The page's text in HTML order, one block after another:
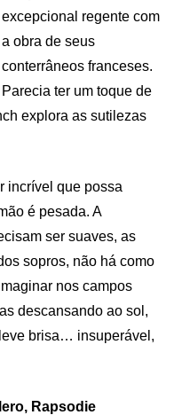
excepcional regente com
a obra de seus
conterrâneos franceses.
Parecia ter um toque de
explora as sutilezas
incrível que possa
é pesada. A
ser suaves, as
sopros, não há como
nos campos
descansando ao sol,
brisa… insuperável,
Rapsodie